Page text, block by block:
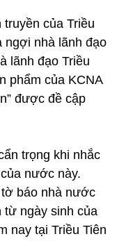
của Triều
ngợi nhà lãnh đạo
lãnh đạo Triều
phẩm của KCNA
được đề cập
trọng khi nhắc
nước này.
báo nhà nước
từ ngày sinh của
nay tại Triều Tiên